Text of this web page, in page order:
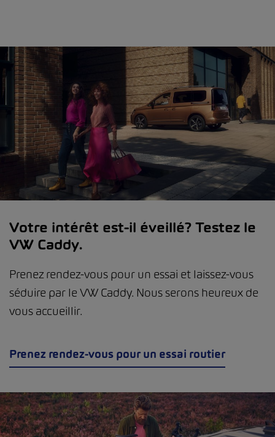
Votre intérêt est-il éveillé? Testez le
VW Caddy.
Prenez rendez-vous pour un essai et laissez-vous
séduire par le VW Caddy. Nous serons heureux de
vous accueillir.
Prenez rendez-vous pour un essai routier